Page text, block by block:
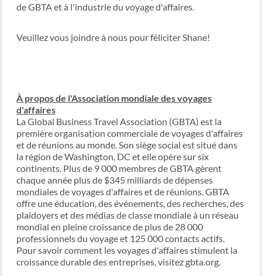
de GBTA et à l'industrie du voyage d'affaires.
Veuillez vous joindre à nous pour féliciter Shane!
À propos de l'Association mondiale des voyages
d'affaires
La Global Business Travel Association (GBTA) est la
première organisation commerciale de voyages d'affaires
et de réunions au monde. Son siège social est situé dans
la région de Washington, DC et elle opère sur six
continents. Plus de 9 000 membres de GBTA gèrent
chaque année plus de $345 milliards de dépenses
mondiales de voyages d'affaires et de réunions. GBTA
offre une éducation, des événements, des recherches, des
plaidoyers et des médias de classe mondiale à un réseau
mondial en pleine croissance de plus de 28 000
professionnels du voyage et 125 000 contacts actifs.
Pour savoir comment les voyages d'affaires stimulent la
croissance durable des entreprises, visitez gbta.org.